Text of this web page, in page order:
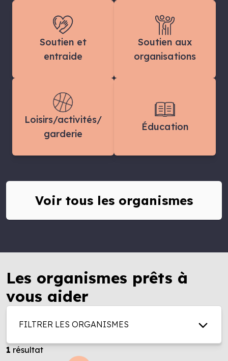
Soutien et
entraide
Soutien aux
organisations
Loisirs/activités/
garderie
Éducation
Voir tous les organismes
Les organismes prêts à
vous aider
FILTRER LES ORGANISMES
1 résultat